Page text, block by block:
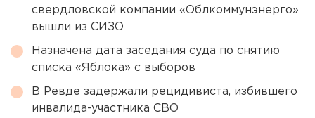
свердловской компании «Облкоммунэнерго»
вышли из СИЗО
Назначена дата заседания суда по снятию
списка «Яблока» с выборов
В Ревде задержали рецидивиста, избившего
инвалида-участника СВО